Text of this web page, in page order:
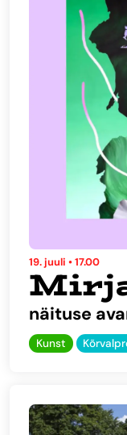
19. juuli • 17.00
näituse
Kunst